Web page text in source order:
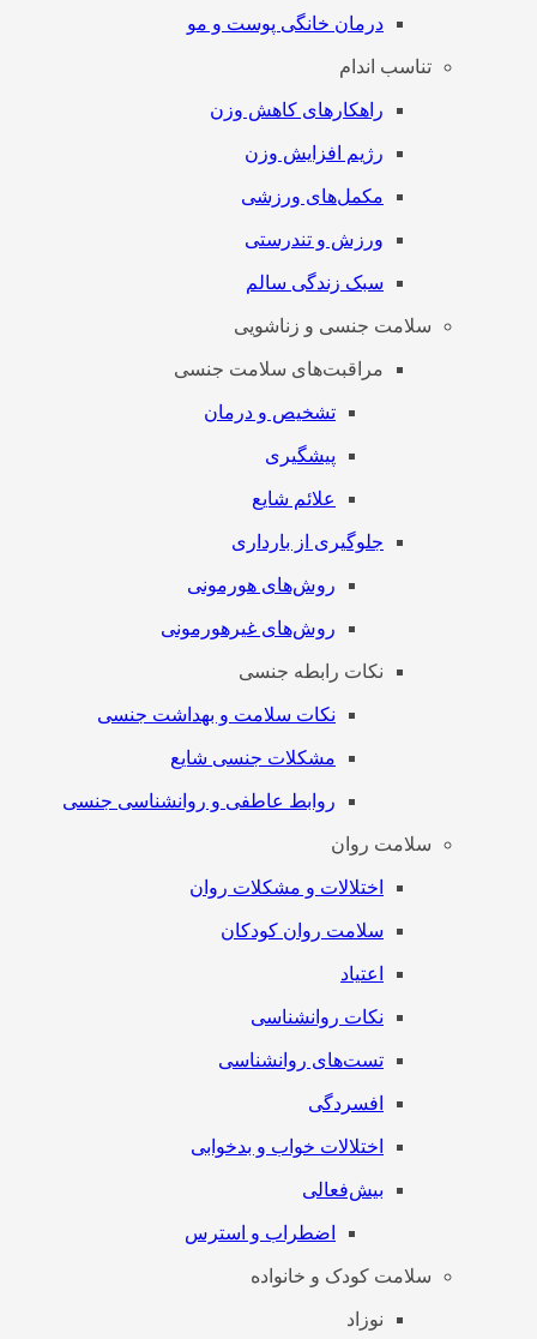
درمان خانگی پوست و مو
تناسب اندام
راهکارهای کاهش وزن
رژیم افزایش وزن
مکمل‌های ورزشی
ورزش و تندرستی
سبک زندگی سالم
سلامت جنسی و زناشویی
مراقبت‌های سلامت جنسی
تشخیص و درمان
پیشگیری
علائم شایع
جلوگیری از بارداری
روش‌های هورمونی
روش‌های غیرهورمونی
نکات رابطه جنسی
نکات سلامت و بهداشت جنسی
مشکلات جنسی شایع
روابط عاطفی و روانشناسی جنسی
سلامت روان
اختلالات و مشکلات روان
سلامت روان کودکان
اعتیاد
نکات روانشناسی
تست‌های روانشناسی
افسردگی
اختلالات خواب و بدخوابی
بیش‌فعالی
اضطراب و استرس
سلامت کودک و خانواده
نوزاد